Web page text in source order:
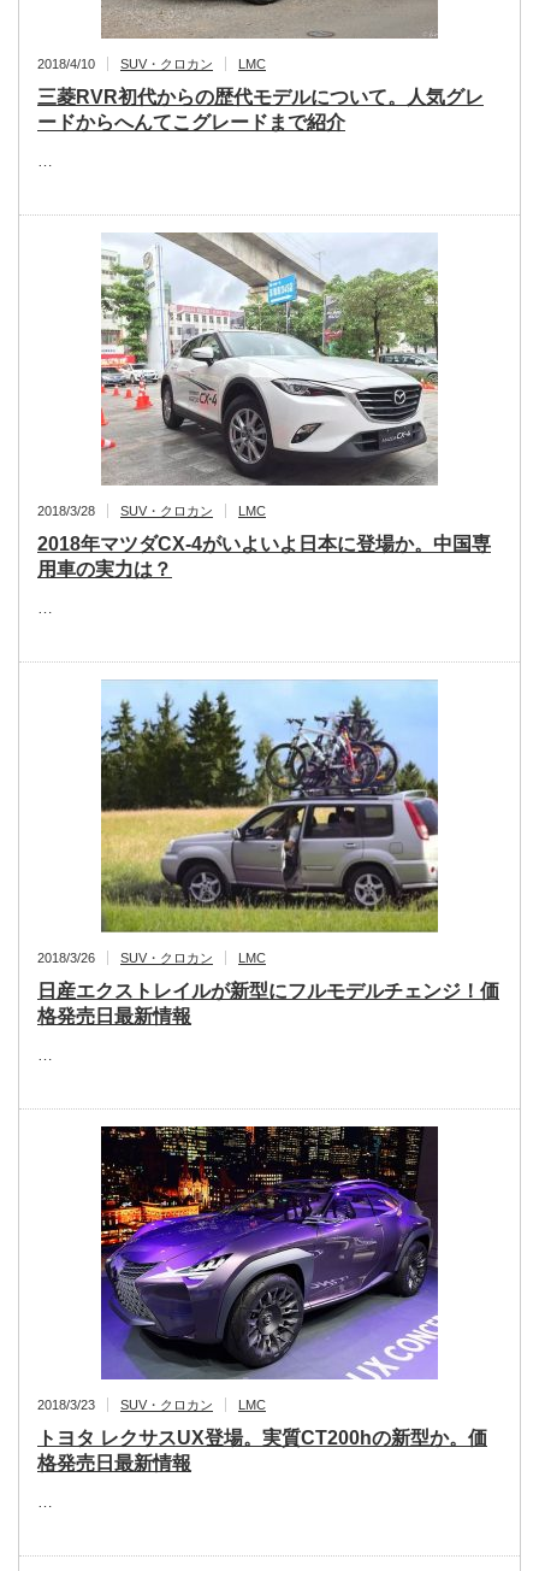
2018/4/10 SUV・クロカン LMC
三菱RVR初代からの歴代モデルについて。人気グレ
ードからへんてこグレードまで紹介
2018/3/28 SUV・クロカン LMC
2018年マツダCX-4がいよいよ日本に登場か。中国専
用車の実力は？
2018/3/26 SUV・クロカン LMC
日産エクストレイルが新型にフルモデルチェンジ！価
格発売日最新情報
2018/3/23 SUV・クロカン LMC
トヨタ レクサスUX登場。実質CT200hの新型か。価
格発売日最新情報